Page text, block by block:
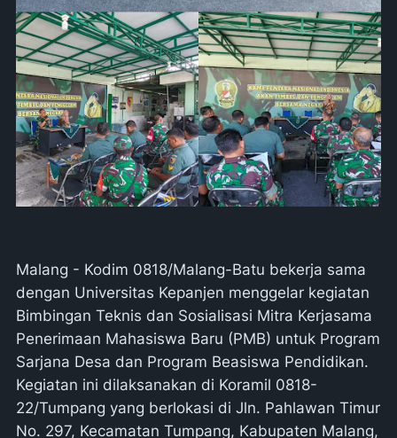
Malang - Kodim 0818/Malang-Batu bekerja sama
dengan Universitas Kepanjen menggelar kegiatan
Bimbingan Teknis dan Sosialisasi Mitra Kerjasama
Penerimaan Mahasiswa Baru (PMB) untuk Program
Sarjana Desa dan Program Beasiswa Pendidikan.
Kegiatan ini dilaksanakan di Koramil 0818-
22/Tumpang yang berlokasi di Jln. Pahlawan Timur
No. 297, Kecamatan Tumpang, Kabupaten Malang,